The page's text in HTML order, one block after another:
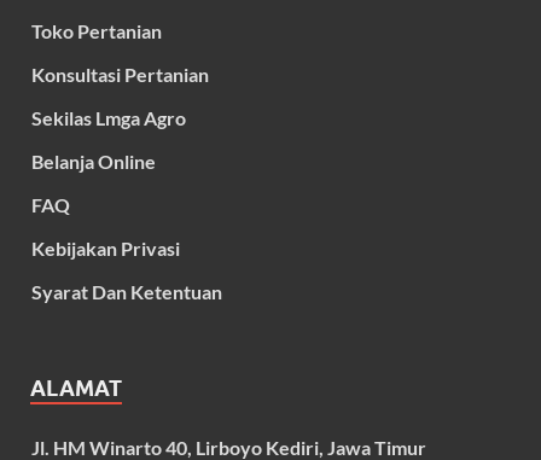
Toko Pertanian
Konsultasi Pertanian
Sekilas Lmga Agro
Belanja Online
FAQ
Kebijakan Privasi
Syarat Dan Ketentuan
ALAMAT
Jl. HM Winarto 40, Lirboyo Kediri, Jawa Timur